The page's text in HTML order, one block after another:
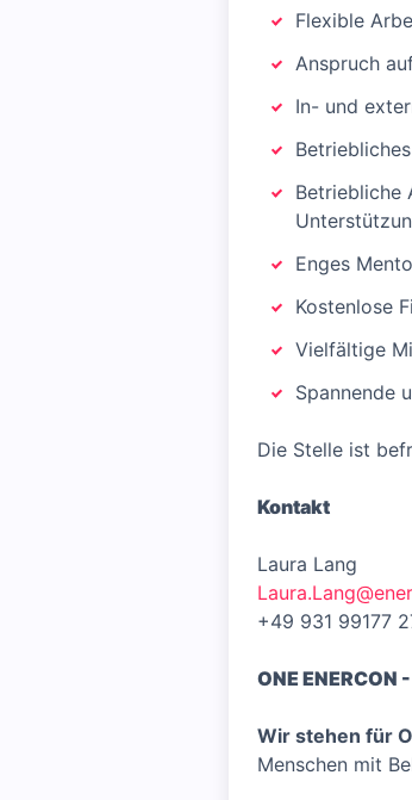
Flexible
Anspruch
In- und
Betriebliche
Enges
Kostenlose
Vielfältige
Spannende
Die Stelle ist
Kontakt
Laura Lang
+49 931 99177
ONE ENERCON
Wir stehen für
Menschen mit